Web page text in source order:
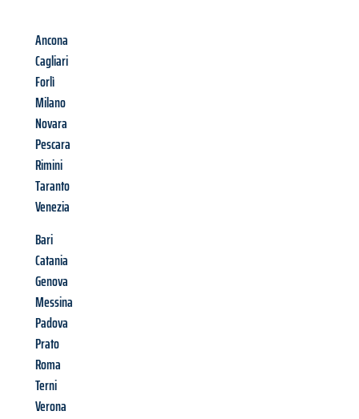
Ancona
Cagliari
Forlì
Milano
Novara
Pescara
Rimini
Taranto
Venezia
Bari
Catania
Genova
Messina
Padova
Prato
Roma
Terni
Verona